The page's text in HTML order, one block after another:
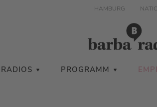
HAMBURG
RADIOS PROGRAMM